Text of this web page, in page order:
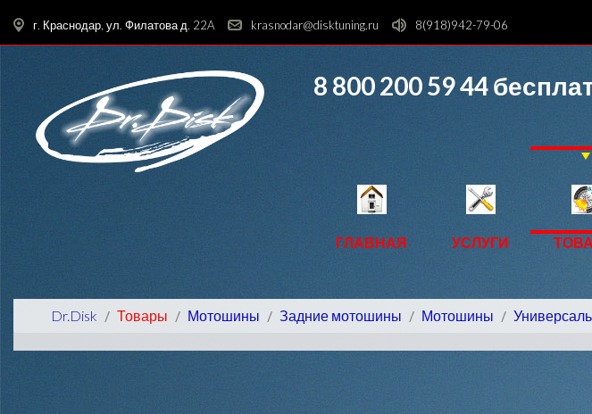
г. Краснодар, ул. Филатова д. 22A krasnodar@disktuning.ru 8(918)942-79-06
8 800 200 59 44
ГЛАВНАЯ УСЛУГИ
Dr.Disk Товары Мотошины Задние мотошины Мотошины